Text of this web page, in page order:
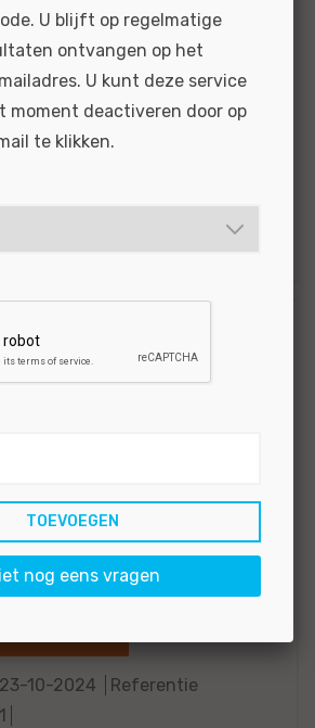
lees je technische systemen
alle automerken van alle
klanten soms te...
SOLLICITEER
-
van gemotiveerde
ga jij je bezighouden met
controles,...
23-10-2024
Referentie
U blijft op regelmatige
ontvangen op het
U kunt deze service
moment deactiveren door op
te klikken.
nog eens vragen